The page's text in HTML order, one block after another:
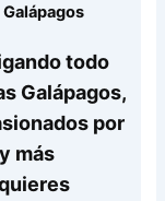
todo
Galápagos,
por
más